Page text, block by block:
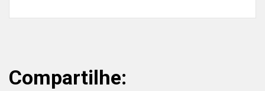
Compartilhe: